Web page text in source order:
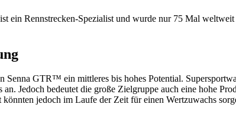
ein Rennstrecken-Spezialist und wurde nur 75 Mal
GTR™ ein mittleres bis hohes Potential.
Jedoch bedeutet die große Zielgruppe auch eine hohe
jedoch im Laufe der Zeit für einen Wertzuwachs